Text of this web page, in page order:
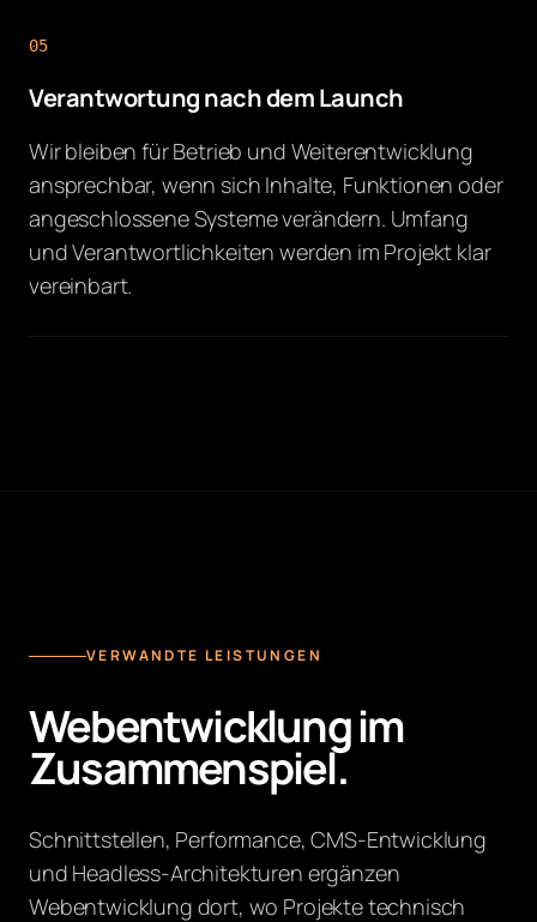
05
Verantwortung nach dem Launch
Wir bleiben für Betrieb und Weiterentwicklung
ansprechbar, wenn sich Inhalte, Funktionen oder
angeschlossene Systeme verändern. Umfang
und Verantwortlichkeiten werden im Projekt klar
vereinbart.
VERWANDTE LEISTUNGEN
Webentwicklung im
Zusammenspiel.
Schnittstellen, Performance, CMS-Entwicklung
und Headless-Architekturen ergänzen
Webentwicklung dort, wo Projekte technisch